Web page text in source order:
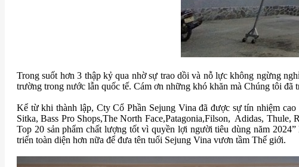
Trong suốt hơn 3 thập kỷ qua nhờ sự trao dồi và nỗ lực không ngừng
trường trong nước lẫn quốc tế. Cám ơn những khó khăn mà Chúng tôi
Kể từ khi thành lập, Cty Cổ Phần Sejung Vina đã được sự tín nhiệm
Sitka, Bass Pro Shops,The North Face,Patagonia,Filson, Adidas,
Top 20 sản phẩm chất lượng tốt vì quyền lợi người tiêu dùng năm
triển toàn diện hơn nữa để đưa tên tuổi Sejung Vina vươn tầm Thế giới.